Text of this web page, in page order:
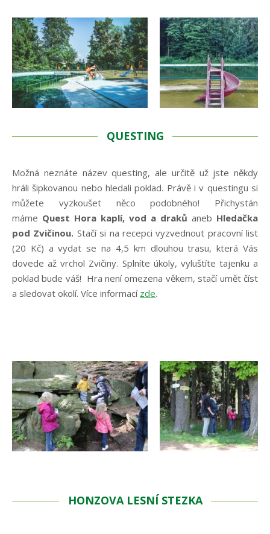
QUESTING
Možná neznáte název questing, ale určitě už jste někdy
hráli šipkovanou nebo hledali poklad. Právě i v questingu si
můžete vyzkoušet něco podobného! Přichystán
máme Quest Hora kaplí, vod a draků aneb Hledačka
pod Zvičinou. Stačí si na recepci vyzvednout pracovní list
(20 Kč) a vydat se na 4,5 km dlouhou trasu, která Vás
dovede až vrchol Zvičiny. Splníte úkoly, vyluštíte tajenku a
poklad bude váš! Hra není omezena věkem, stačí umět číst
a sledovat okolí. Více informací zde.
HONZOVA LESNÍ STEZKA